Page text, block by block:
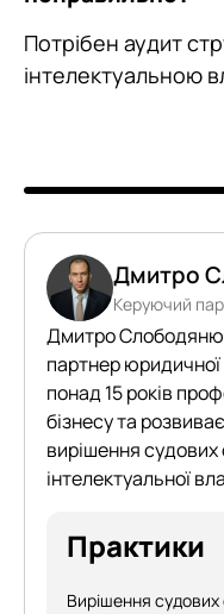
Потрібен аудит
інтелектуальною
Дмитро
Керуючий
Дмитро
партнер юридичної
понад 15 років
бізнесу та
вирішення судових
інтелектуальної
Практики
Вирішення судових